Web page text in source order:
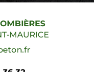
MAURICE